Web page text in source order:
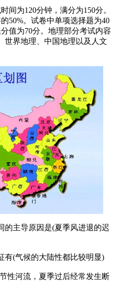
间为120分钟，满分为150分。
50%。试卷中单项选择题为40
值为70分。地理部分考试内容
世界地理、中国地理以及人文
的主导原因是(夏季风进退的迟
有(气候的大陆性都比较明显)
性河流，夏季过后经常发生断